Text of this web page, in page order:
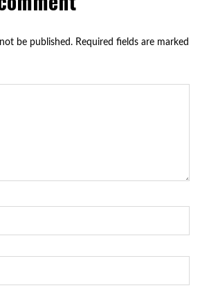
be published. Required fields are marked